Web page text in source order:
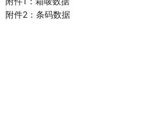
附件2：条码数据